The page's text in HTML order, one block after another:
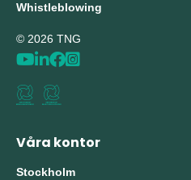
Whistleblowing
© 2026 TNG
Våra kontor
Stockholm